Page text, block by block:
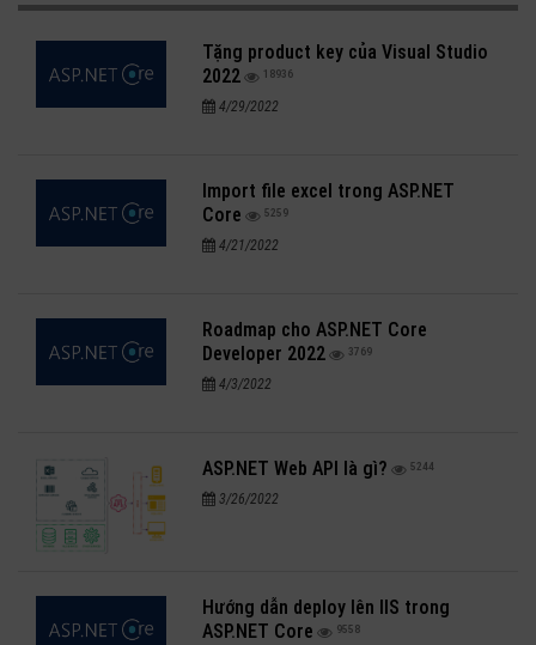
Tặng product key của Visual Studio
2022
18936
4/29/2022
Import file excel trong ASP.NET
Core
5259
4/21/2022
Roadmap cho ASP.NET Core
Developer 2022
3769
4/3/2022
ASP.NET Web API là gì? 5244
3/26/2022
Hướng dẫn deploy lên IIS trong
ASP.NET Core
9558